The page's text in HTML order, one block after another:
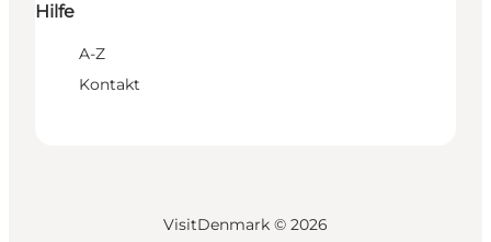
Hilfe
A-Z
Kontakt
VisitDenmark © 2026